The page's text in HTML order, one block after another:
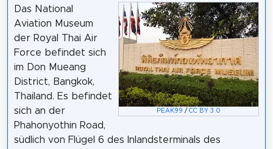
PEAK99 /CC BY 3.0
Das National
Aviation Museum
der Royal Thai Air
Force befindet sich
im Don Mueang
District, Bangkok,
Thailand. Es befindet
sich an der
Phahonyothin Road,
südlich von Flügel 6 des Inlandsterminals des